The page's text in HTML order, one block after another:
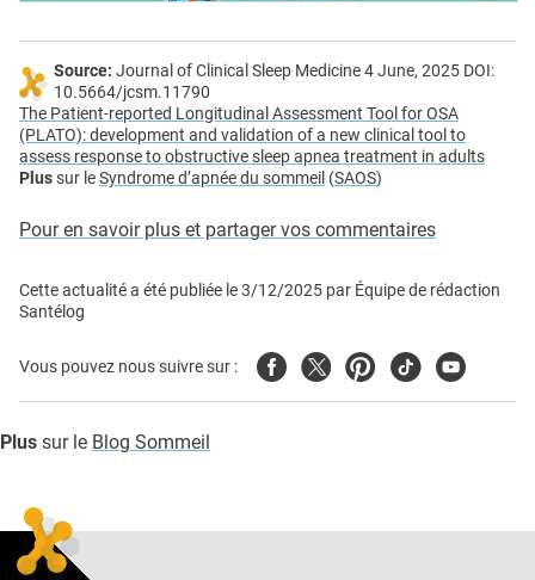
Source: Journal of Clinical Sleep Medicine 4 June, 2025 DOI:
10.5664/jcsm.11790
The Patient-reported Longitudinal Assessment Tool for OSA
(PLATO): development and validation of a new clinical tool to
assess response to obstructive sleep apnea treatment in adults
Plussur leSyndrome d’apnée du sommeil (SAOS)
Pour en savoir plus et partager vos commentaires
Cette actualité a été publiée le3/12/2025 par Équipe de rédaction
Santélog
Vous pouvez nous suivre sur : FacebookTwitterPinterest
TiktokYoutube
Plus sur le Blog Sommeil